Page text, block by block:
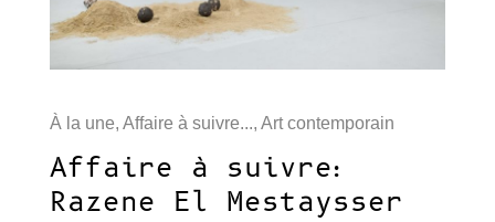
À la une, Affaire à suivre..., Art contemporain
Affaire à suivre:
Razene El Mestaysser